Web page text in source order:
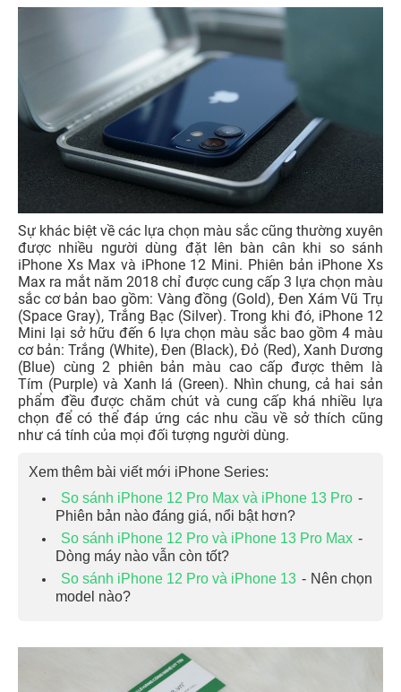
Sự khác biệt về các lựa chọn màu sắc cũng thường xuyên
được nhiều người dùng đặt lên bàn cân khi so sánh
iPhone Xs Max và iPhone 12 Mini. Phiên bản iPhone Xs
Max ra mắt năm 2018 chỉ được cung cấp 3 lựa chọn màu
sắc cơ bản bao gồm: Vàng đồng (Gold), Đen Xám Vũ Trụ
(Space Gray), Trắng Bạc (Silver). Trong khi đó, iPhone 12
Mini lại sở hữu đến 6 lựa chọn màu sắc bao gồm 4 màu
cơ bản: Trắng (White), Đen (Black), Đỏ (Red), Xanh Dương
(Blue) cùng 2 phiên bản màu cao cấp được thêm là
Tím (Purple) và Xanh lá (Green). Nhìn chung, cả hai sản
phẩm đều được chăm chút và cung cấp khá nhiều lựa
chọn để có thể đáp ứng các nhu cầu về sở thích cũng
như cá tính của mọi đối tượng người dùng.
Xem thêm bài viết mới iPhone Series:
So sánh iPhone 12 Pro Max và iPhone 13 Pro -
Phiên bản nào đáng giá, nổi bật hơn?
So sánh iPhone 12 Pro và iPhone 13 Pro Max -
Dòng máy nào vẫn còn tốt?
So sánh iPhone 12 Pro và iPhone 13 - Nên chọn
model nào?